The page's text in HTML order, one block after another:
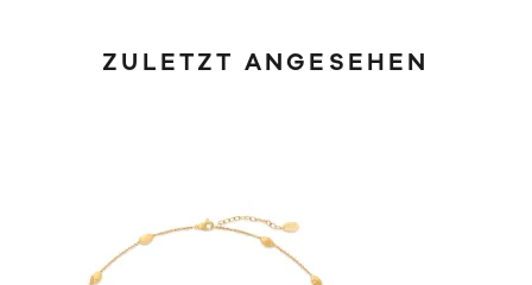
ZULETZT ANGESEHEN